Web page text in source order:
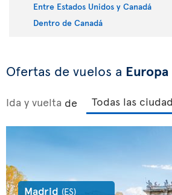
Entre Estados Unidos y Canadá
Dentro de Canadá
Ofertas de vuelos a Europa
Ida y vuelta de
Madrid (ES)